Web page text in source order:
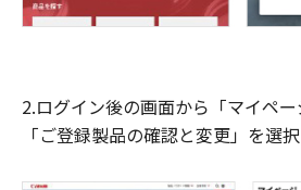
2.ログイン後の画面から「マイペー
「ご登録製品の確認と変更」を選択